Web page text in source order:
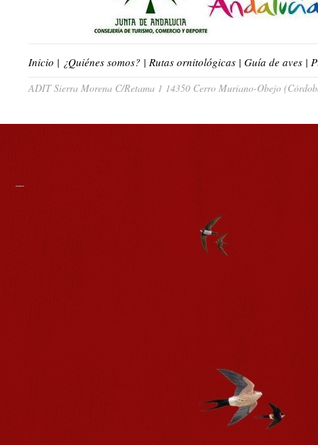
Inicio | ¿Quiénes somos? | Rutas ornitológicas | Guía de aves |
ADIT Sierra Morena C/Retama 1 14350 Cerro Muriano-Obejo